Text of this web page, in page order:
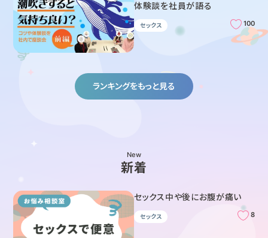
体験談を社員が語る
セックス 100
ランキングをもっと見る
New
新着
セックス中や後にお腹が痛い
セックス 8